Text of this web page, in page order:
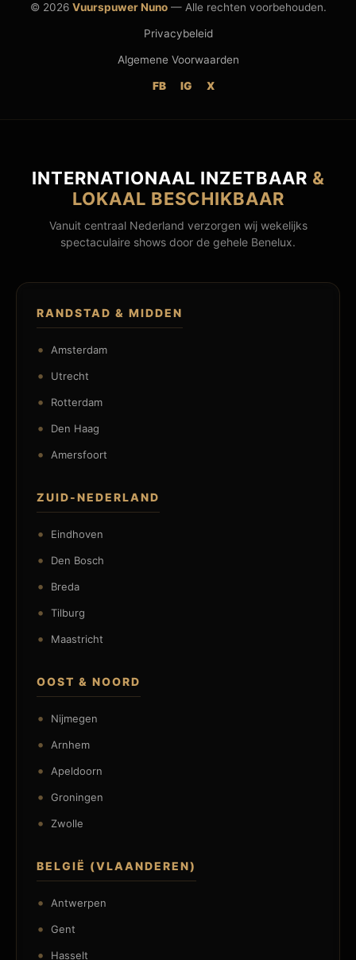
© 2026 Vuurspuwer Nuno— Alle rechten voorbehouden.
Privacybeleid
Algemene Voorwaarden
FB IG X
INTERNATIONAAL INZETBAAR &
LOKAAL BESCHIKBAAR
Vanuit centraal Nederland verzorgen wij wekelijks
spectaculaire shows door de gehele Benelux.
RANDSTAD & MIDDEN
Amsterdam
Utrecht
Rotterdam
Den Haag
Amersfoort
ZUID-NEDERLAND
Eindhoven
Den Bosch
Breda
Tilburg
Maastricht
OOST & NOORD
Nijmegen
Arnhem
Apeldoorn
Groningen
Zwolle
BELGIË (VLAANDEREN)
Antwerpen
Gent
Hasselt